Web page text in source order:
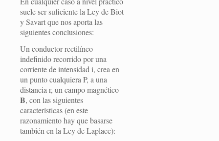
suele ser suficiente la Ley de Biot
y Savart que nos aporta las
siguientes conclusiones:
Un conductor rectilíneo
indefinido recorrido por una
corriente de intensidad i, crea en
un punto cualquiera P, a una
distancia r, un campo magnético
B, con las siguientes
características (en este
razonamiento hay que basarse
también en la Ley de Laplace):